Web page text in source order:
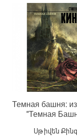
Темная башня:
"Темная
Սթիվեն Քինգ